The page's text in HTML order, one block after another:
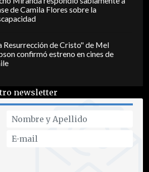
de Camila Flores sobre la
Resurrección de Cristo" de Mel
confirmó estreno en cines de
newsletter